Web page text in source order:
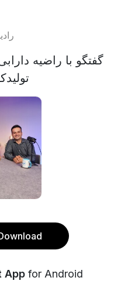
گفتگو با راضیه
App for Android